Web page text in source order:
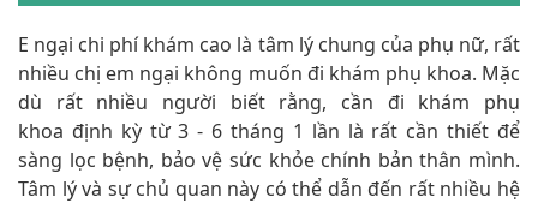
E ngại chi phí khám cao là tâm lý chung của phụ nữ, rất
nhiều chị em ngại không muốn đi khám phụ khoa. Mặc
dù rất nhiều người biết rằng, cần đi khám phụ
khoa định kỳ từ 3 - 6 tháng 1 lần là rất cần thiết để
sàng lọc bệnh, bảo vệ sức khỏe chính bản thân mình.
Tâm lý và sự chủ quan này có thể dẫn đến rất nhiều hệ